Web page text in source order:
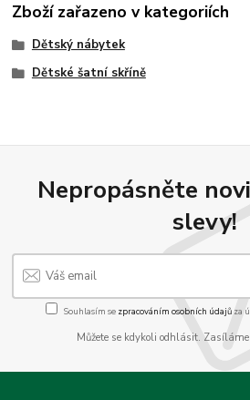
Zboží zařazeno v kategoriích
Dětský nábytek
Dětské šatní skříně
Nepropásněte
slevy!
Souhlasím se zpracováním osobních údajůza
Můžete se kdykoli odhlásit.